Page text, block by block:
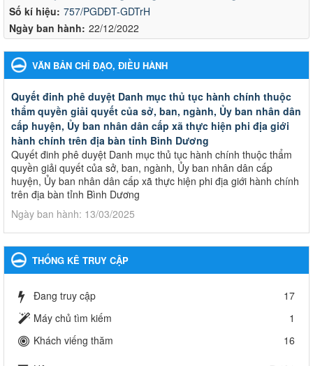
Số kí hiệu: 757/PGDĐT-GDTrH
Ngày ban hành: 22/12/2022
VĂN BẢN CHỈ ĐẠO, ĐIỀU HÀNH
Quyết đinh phê duyệt Danh mục thủ tục hành chính thuộc
thẩm quyền giải quyết của sở, ban, ngành, Ủy ban nhân dân
cấp huyện, Ủy ban nhân dân cấp xã thực hiện phi địa giới
hành chính trên địa bàn tỉnh Bình Dương
Quyết đinh phê duyệt Danh mục thủ tục hành chính thuộc thẩm
quyền giải quyết của sở, ban, ngành, Ủy ban nhân dân cấp
huyện, Ủy ban nhân dân cấp xã thực hiện phi địa giới hành chính
trên địa bàn tỉnh Bình Dương
Ngày ban hành: 13/03/2025
Giáo dục và Đào tạo thành phố Bến Cát
Kế hoạch Phổ biến, giáo dục pháp luật năm 2025 của ngành
Ngày ban hành: 28/02/2025
vực giáo dục đào tạo thuộc hệ giáo dục quốc dân và cơ sở
THỐNG KÊ TRUY CẬP
Đang truy cập
17
Máy chủ tìm kiếm
1
Khách viếng thăm
16